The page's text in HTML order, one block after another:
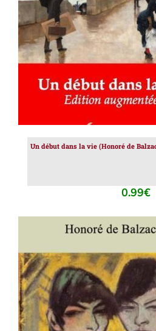
AJOUTER AU PANIER /
Un début dans la vie (Honoré de
0.99€